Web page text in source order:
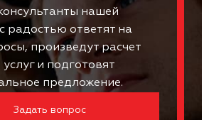
нашей
радостью ответят на
произведут расчет
и подготовят
предложение.
Задать вопрос